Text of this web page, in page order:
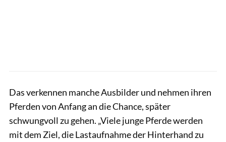
Das verkennen manche Ausbilder und nehmen ihren
Pferden von Anfang an die Chance, später
schwungvoll zu gehen. „Viele junge Pferde werden
mit dem Ziel, die Lastaufnahme der Hinterhand zu